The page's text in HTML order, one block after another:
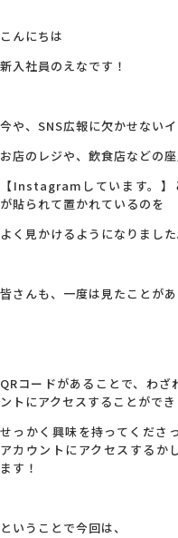
スタッフ紹介
最新ブログ
会社概要
こんにちは
新入社員のえなです！
今や、SNS広報に欠かせないイ
お店のレジや、飲食店などの座
【Instagramしています。】
が貼られて置かれているのを
よく見かけるようになりました
皆さんも、一度は見たことが
QRコードがあることで、わ
ントにアクセスすることができ
せっかく興味を持ってくださ
アカウントにアクセスするか
ます！
ということで今回は、